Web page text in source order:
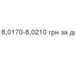
8,0210 грн за